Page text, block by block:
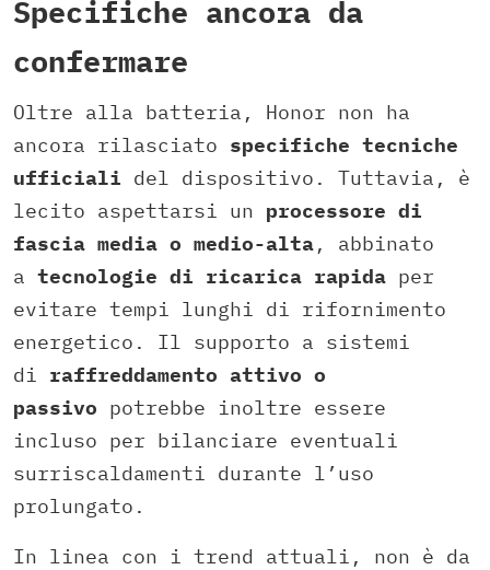
Specifiche ancora da
confermare
Oltre alla batteria, Honor non ha
ancora rilasciato specifiche tecniche
ufficiali del dispositivo. Tuttavia, è
lecito aspettarsi un processore di
fascia media o medio-alta, abbinato
a tecnologie di ricarica rapida per
evitare tempi lunghi di rifornimento
energetico. Il supporto a sistemi
di raffreddamento attivo o
passivo potrebbe inoltre essere
incluso per bilanciare eventuali
surriscaldamenti durante l’uso
prolungato.
In linea con i trend attuali, non è da